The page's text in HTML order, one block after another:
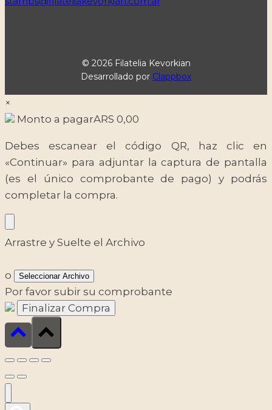
© 2026 Filatelia Kevorkian
Desarrollado por Clappbox
×
Monto a pagarARS 0,00
Debes escanear el código QR, haz clic en
«Continuar» para adjuntar la captura de pantalla
(es el único comprobante de pago) y podrás
completar la compra.
Arrastre y Suelte el Archivo
o Seleccionar Archivo
Por favor subir su comprobante